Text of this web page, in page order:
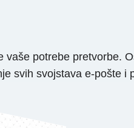
potrebe pretvorbe.
svih svojstava e-pošte